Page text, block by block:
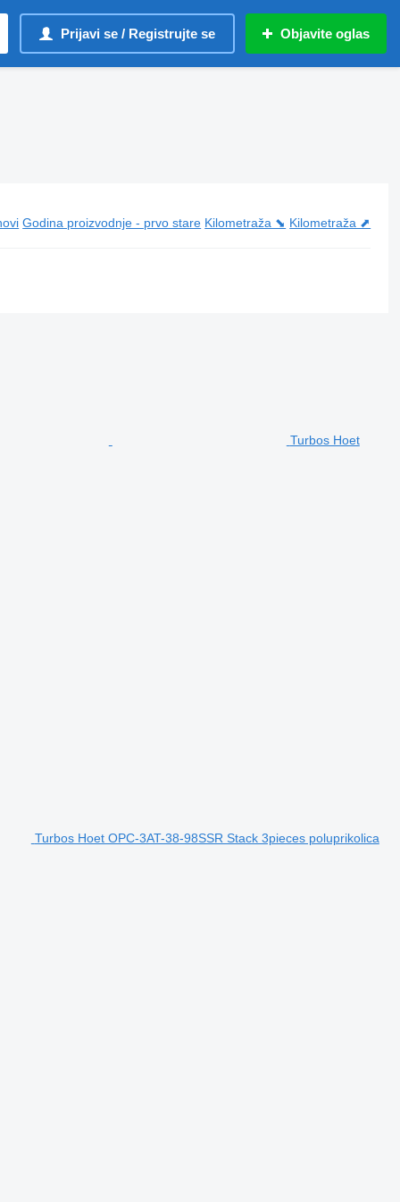
Prijavi se / Registrujte se Objavite oglas
Godina proizvodnje - prvo stare Kilometraža ⬊ Kilometraža ⬈
Turbos Hoet
Turbos Hoet OPC-3AT-38-98SSR Stack 3pieces poluprikolica